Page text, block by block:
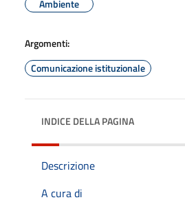
Ambiente
Argomenti:
Comunicazione istituzionale
INDICE DELLA PAGINA
Descrizione
A cura di